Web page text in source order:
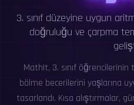
3. sınıf düzeyine uygun
doğruluğu ve çarpma
MathIt, 3. sınıf
bölme becerilerini yaşlarına
tasarlandı. Kısa alıştırmalar,